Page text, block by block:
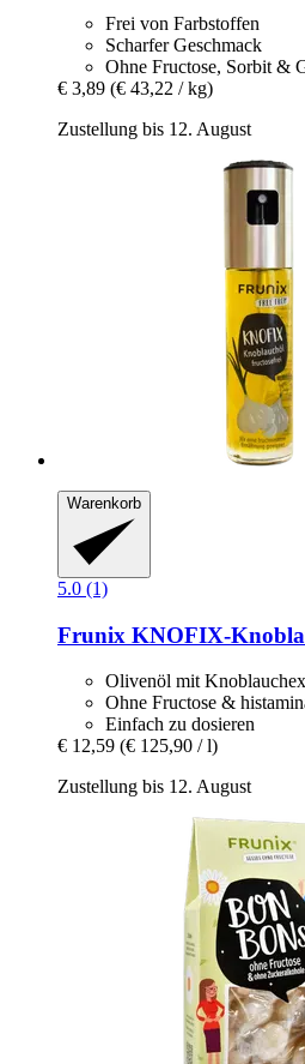
Frei von Farbstoffen
Scharfer Geschmack
Ohne Fructose, Sorbit &
€ 3,89 (€ 43,22 / kg)
Zustellung bis 12. August
Warenkorb
5.0 (1)
Frunix KNOFIX-​
Olivenöl mit
Ohne Fructose &
Einfach zu dosieren
€ 12,59 (€ 125,90 / l)
Zustellung bis 12. August